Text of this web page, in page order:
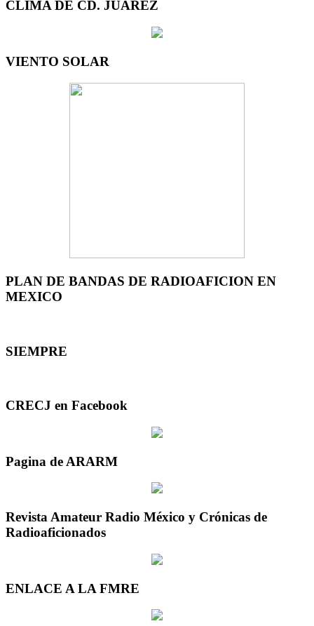
CLIMA DE CD. JUAREZ
VIENTO SOLAR
PLAN DE BANDAS DE RADIOAFICION EN
MEXICO
SIEMPRE
CRECJ en Facebook
Pagina de ARARM
Revista Amateur Radio México y Crónicas de
Radioaficionados
ENLACE A LA FMRE